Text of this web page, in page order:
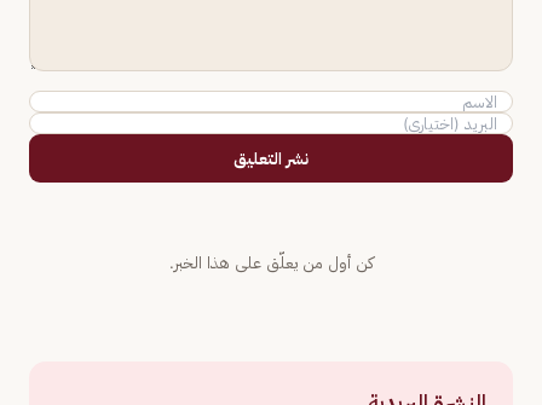
نشر التعليق
كن أول من يعلّق على هذا الخبر.